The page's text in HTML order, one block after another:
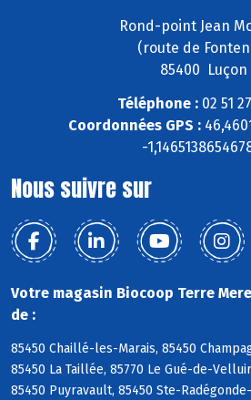
Rond-point Jean
(route de
85400 Luçon
Téléphone :02 51
Coordonnées GPS :
-
Nous suivre sur
Votre magasin Biocoop Terre
de :
85450 Chaillé-les-Marais, 85450
85450 La Taillée, 85770 Le Gué-de-
85450 Puyravault, 85450 Ste-